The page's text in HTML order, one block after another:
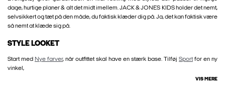
dage, hurtige planer & alt det midt imellem. JACK & JONES KIDS holder det nemt,
selvsikkert og tæt på den måde, du faktisk klæder dig på. Ja, det kan faktisk være
så nemt at klæde sig på.
STYLE LOOKET
Start med Nye farver, når outfittet skal have en stærk base. Tilføj Sport for en ny
vinkel,
VIS MERE